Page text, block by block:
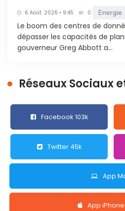
6 Août. 2026 • 9:45 0 Energie
Le boom des centres de
dépasser les capacités de
gouverneur Greg Abbott a...
Réseaux Sociaux
Facebook 103k
Twitter 45k
App
App